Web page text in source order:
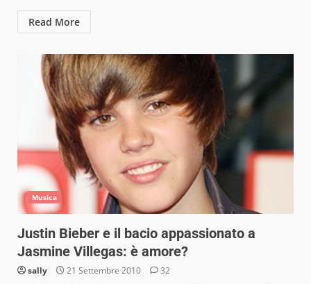
Read More
Musica
Justin Bieber e il bacio appassionato a
Jasmine Villegas: è amore?
sally 21 Settembre 2010 32